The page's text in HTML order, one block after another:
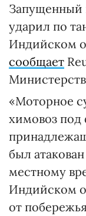
Запущенный
ударил по
Индийском
сообщает
«Моторное
химовоз
был
местному
Индийском
от